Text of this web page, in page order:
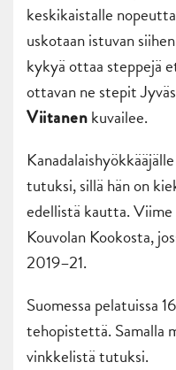
keskikaistalle
uskotaan istuvan
kykyä ottaa steppejä
ottavan ne stepit
Viitanenkuvailee.
tutuksi, sillä hän on
edellistä kautta. Viime
Kouvolan Kookosta,
2019–21.
Suomessa pelatuissa
tehopistettä. Samalla
vinkkelistä tutuksi.